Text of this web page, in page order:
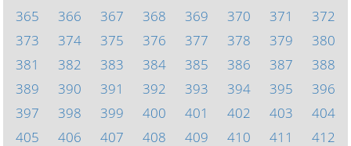
365
366 367 368 369 370 371
372
373
374 375 376 377 378 379
380
381
382 383 384 385 386 387
388
389
390 391 392 393 394 395
396
397
398 399 400 401 402 403
404
405
406 407 408 409 410 411 412